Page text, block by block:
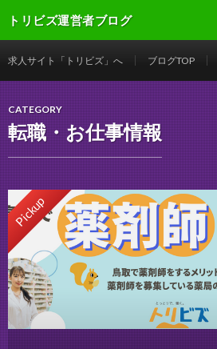
トリビズ運営者ブログ
求人サイト「トリビズ」へ ブログTOP
CATEGORY
転職・お仕事情報
Pickup